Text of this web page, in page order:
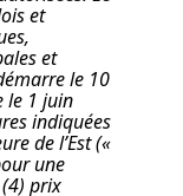
et
et
le 10
le 1 juin
indiquées
de l’Est («
une
prix